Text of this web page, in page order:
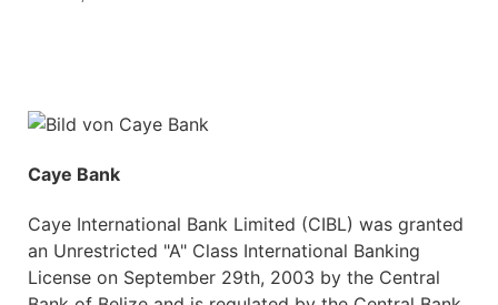
Caye Bank
Caye International Bank Limited (CIBL) was granted
an Unrestricted "A" Class International Banking
License on September 29th, 2003 by the Central